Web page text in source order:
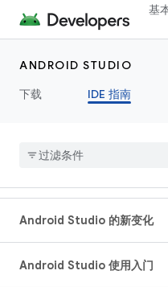
基
ANDROID STUDIO
下载
IDE 指南
Android Studio 的新变化
Android Studio 使用入门